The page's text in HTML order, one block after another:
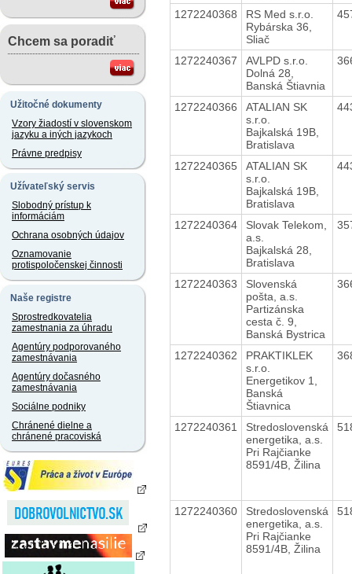
Chcem sa poradiť
Užitočné dokumenty
Vzory žiadostí v slovenskom
jazyku a iných jazykoch
Právne predpisy
Užívateľský servis
Slobodný prístup k
informáciám
Ochrana osobných údajov
Oznamovanie
protispoločenskej činnosti
Naše registre
Sprostredkovatelia
zamestnania za úhradu
Agentúry podporovaného
zamestnávania
Agentúry dočasného
zamestnávania
Sociálne podniky
Chránené dielne a
chránené pracoviská
1272240368
RS Med s.r.o.
Rybárska 36,
Sliač
1272240367
AVLPD s.r.o.
Dolná 28,
Banská Štiavnia
1272240366
ATALIAN SK
s.r.o.
Bajkalská 19B,
Bratislava
1272240365
ATALIAN SK
s.r.o.
Bajkalská 19B,
Bratislava
1272240364
Slovak Telekom,
a.s.
Bajkalská 28,
Bratislava
1272240363
Slovenská
pošta, a.s.
Partizánska
cesta č. 9,
Banská Bystrica
1272240362
PRAKTIKLEK
s.r.o.
Energetikov 1,
Banská
Štiavnica
1272240361
Stredoslovenská
energetika, a.s.
Pri Rajčianke
8591/4B, Žilina
1272240360
Stredoslovenská
energetika, a.s.
Pri Rajčianke
8591/4B, Žilina